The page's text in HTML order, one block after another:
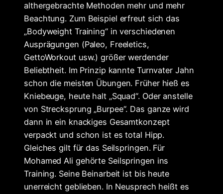
althergebrachte Methoden mehr und mehr
Beachtung. Zum Beispiel erfreut sich das
„Bodyweight Training“ in verschiedenen
Ausprägungen (Paleo, Freeletics,
GettoWorkout usw.) größer werdender
Beliebtheit. Im Prinzip kannte Turnvater Jahn
schon die meisten Übungen. Früher hieß es
Kniebeuge, heute halt „Squad“. Oder anstelle
von Strecksprung „Burpee“. Das ganze wird
dann in ein knackiges Gesamtkonzept
verpackt und schon ist es total Hipp.
Gleiches gilt für das Seilspringen. Für
Mohamed Ali gehörte Seilspringen ins
Training. Seine Beinarbeit ist bis heute
unerreicht geblieben. In Neusprech heißt es